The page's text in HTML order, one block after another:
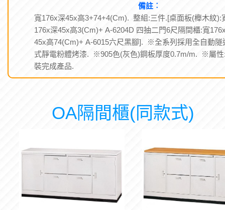
備註︰
寬176x深45x高3+74+4(Cm). 整組:三件.[桌面板(櫸木紋):
176x深45x高3(Cm)+ A-6204D 四抽二門6尺隔間櫃:寬
45x高74(Cm)+ A-6015六尺黑腳]. ※全系列採用全自動隧
式靜電粉體烤漆. ※905色(灰色)鋼板厚度0.7m/m. ※屬性
裝完成產品.
OA隔間櫃(同款式)